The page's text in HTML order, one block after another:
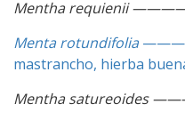
Mentha requienii
Menta rotundifolia ———–
mastrancho, hierba
Mentha satureoides